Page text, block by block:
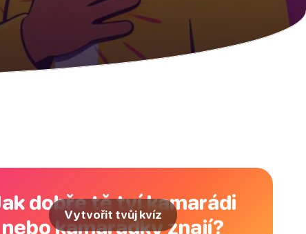
dobře tě tví kamarádi
nebo kamarádky znají?
Vytvořit tvůj kvíz